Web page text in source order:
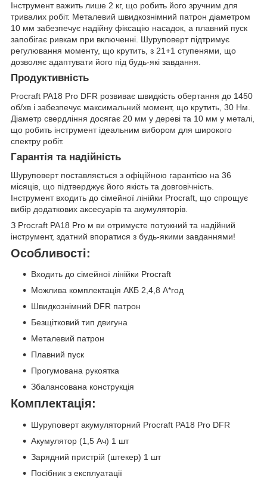
Інструмент важить лише 2 кг, що робить його зручним для
тривалих робіт. Металевий швидкознімний патрон діаметром
10 мм забезпечує надійну фіксацію насадок, а плавний пуск
запобігає ривкам при включенні. Шуруповерт підтримує
регулювання моменту, що крутить, з 21+1 ступенями, що
дозволяє адаптувати його під будь-які завдання.
Продуктивність
Procraft PA18 Pro DFR розвиває швидкість обертання до 1450
об/хв і забезпечує максимальний момент, що крутить, 30 Нм.
Діаметр свердління досягає 20 мм у дереві та 10 мм у металі,
що робить інструмент ідеальним вибором для широкого
спектру робіт.
Гарантія та надійність
Шуруповерт поставляється з офіційною гарантією на 36
місяців, що підтверджує його якість та довговічність.
Інструмент входить до сімейної лінійки Procraft, що спрощує
вибір додаткових аксесуарів та акумуляторів.
З Procraft PA18 Pro м ви отримуєте потужний та надійний
інструмент, здатний впоратися з будь-якими завданнями!
Особливості:
Входить до сімейної лінійки Procraft
Можлива комплектація АКБ 2,4,8 А*год
Швидкознімний DFR патрон
Безщітковий тип двигуна
Металевий патрон
Плавний пуск
Прогумована рукоятка
Збалансована конструкція
Комплектація:
Шуруповерт акумуляторний Procraft PA18 Pro DFR
Акумулятор (1,5 Ач) 1 шт
Зарядний пристрій (штекер) 1 шт
Посібник з експлуатації